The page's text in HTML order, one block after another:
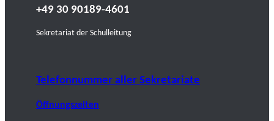
+49 30 90189-4601
Sekretariat der Schulleitung
Telefonnummer aller Sekretariate
Öffnungszeiten